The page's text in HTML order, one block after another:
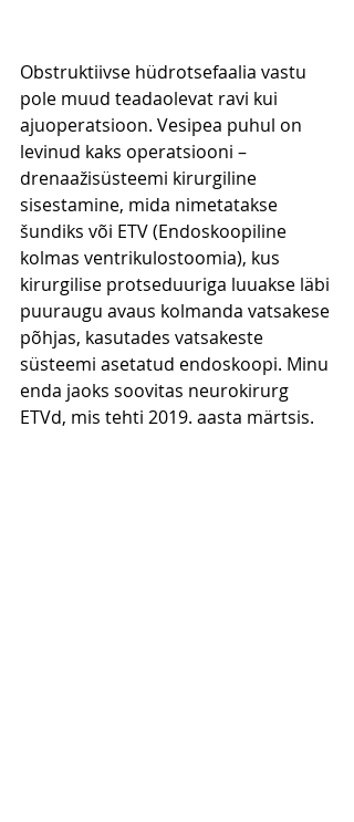
Obstruktiivse hüdrotsefaalia vastu
pole muud teadaolevat ravi kui
ajuoperatsioon. Vesipea puhul on
levinud kaks operatsiooni –
drenaažisüsteemi kirurgiline
sisestamine, mida nimetatakse
šundiks või ETV (Endoskoopiline
kolmas ventrikulostoomia), kus
kirurgilise protseduuriga luuakse läbi
puuraugu avaus kolmanda vatsakese
põhjas, kasutades vatsakeste
süsteemi asetatud endoskoopi. Minu
enda jaoks soovitas neurokirurg
ETVd, mis tehti 2019. aasta märtsis.